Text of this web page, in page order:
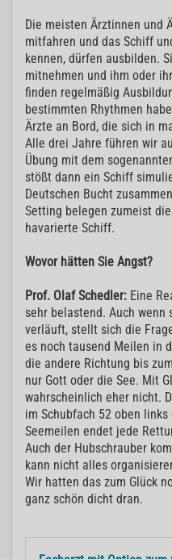
Die meisten Ärztinnen und
mitfahren und das Schiff
kennen, dürfen ausbilden.
mitnehmen und ihm oder
finden regelmäßig
bestimmten Rhythmen
Ärzte an Bord, die sich in
Alle drei Jahre führen wir
Übung mit dem
stößt dann ein Schiff
Deutschen Bucht
Setting belegen zumeist
havarierte Schiff.
Wovor hätten Sie Angst?
Prof. Olaf Schedler: Eine
sehr belastend. Auch
verläuft, stellt sich die
es noch tausend Meilen in
die andere Richtung bis
nur Gott oder die See. Mit
wahrscheinlich eher nicht.
im Schubfach 52 oben
Seemeilen endet jede
Auch der Hubschrauber
kann nicht alles
Wir hatten das zum Glück
ganz schön dicht dran.